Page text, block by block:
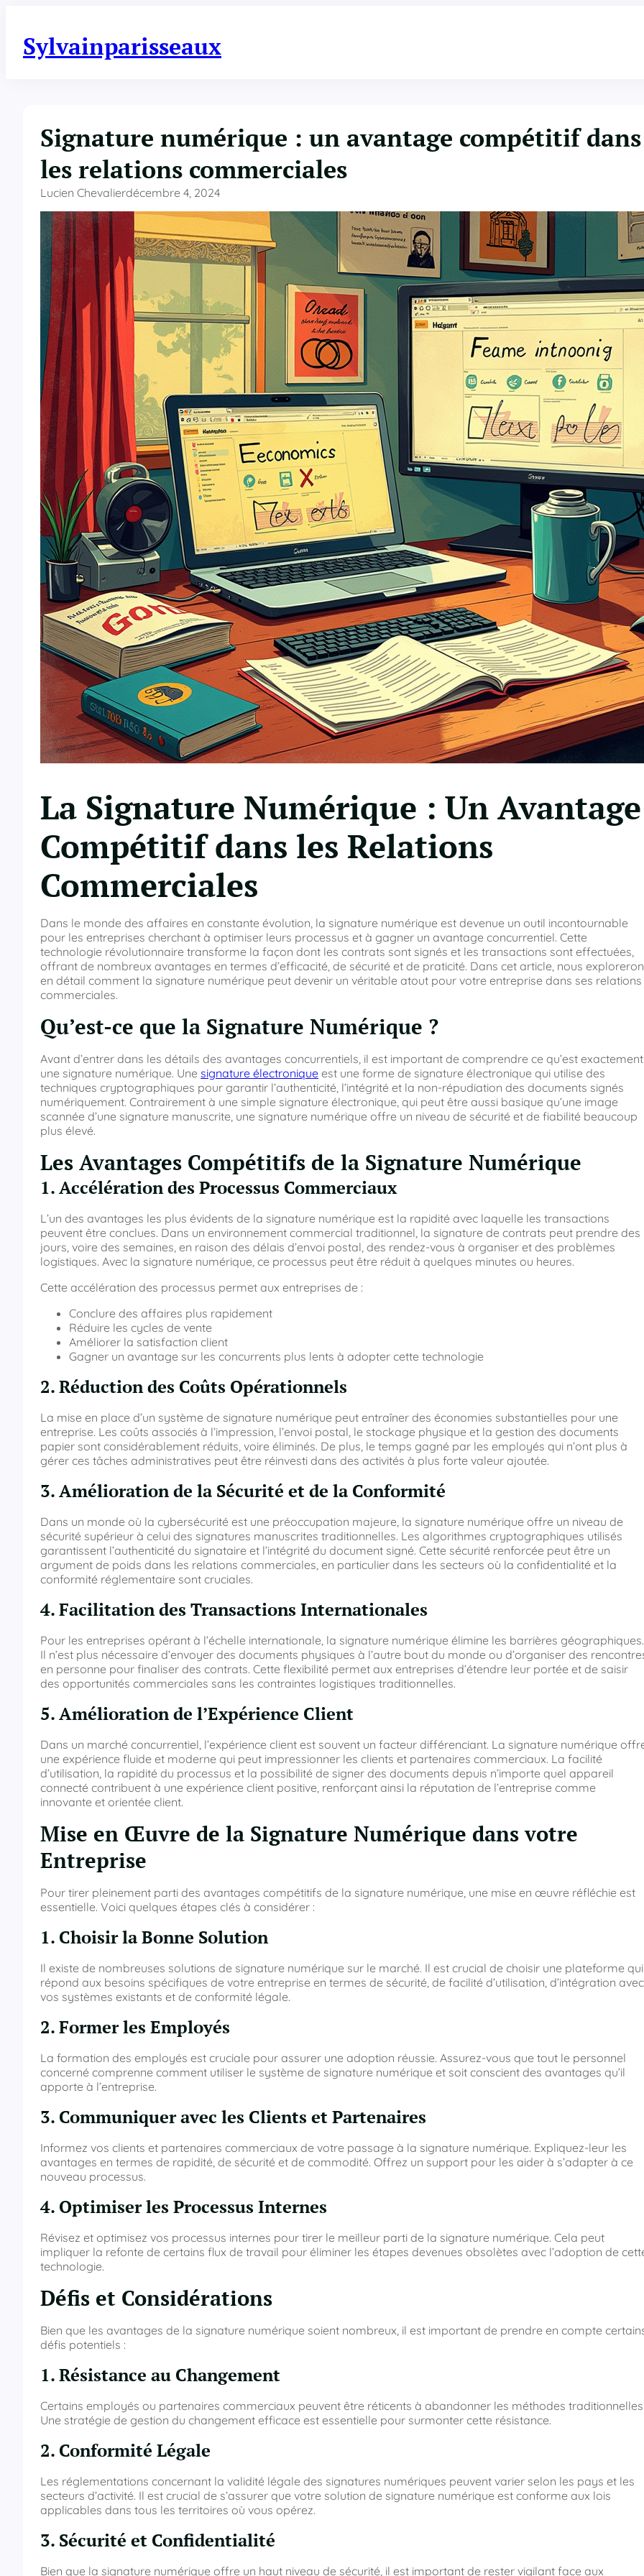
contenu
Sylvainparisseaux
Signature numérique : un avantage compétitif dans
les relations commerciales
Lucien Chevalierdécembre 4, 2024
La Signature Numérique : Un Avantage
Compétitif dans les Relations
Commerciales
Dans le monde des affaires en constante évolution, la signature numérique est devenue un outil incontournable
pour les entreprises cherchant à optimiser leurs processus et à gagner un avantage concurrentiel. Cette
technologie révolutionnaire transforme la façon dont les contrats sont signés et les transactions sont effectuées,
offrant de nombreux avantages en termes d’efficacité, de sécurité et de praticité. Dans cet article, nous
en détail comment la signature numérique peut devenir un véritable atout pour votre entreprise dans ses relations
commerciales.
Qu’est-ce que la Signature Numérique ?
Avant d’entrer dans les détails des avantages concurrentiels, il est important de comprendre ce qu’est exactement
une signature numérique. Une signature électronique est une forme de signature électronique qui utilise des
techniques cryptographiques pour garantir l’authenticité, l’intégrité et la non-répudiation des documents signés
numériquement. Contrairement à une simple signature électronique, qui peut être aussi basique qu’une image
scannée d’une signature manuscrite, une signature numérique offre un niveau de sécurité et de fiabilité beaucoup
plus élevé.
Les Avantages Compétitifs de la Signature Numérique
1. Accélération des Processus Commerciaux
L’un des avantages les plus évidents de la signature numérique est la rapidité avec laquelle les transactions
peuvent être conclues. Dans un environnement commercial traditionnel, la signature de contrats peut prendre des
jours, voire des semaines, en raison des délais d’envoi postal, des rendez-vous à organiser et des problèmes
logistiques. Avec la signature numérique, ce processus peut être réduit à quelques minutes ou heures.
Cette accélération des processus permet aux entreprises de :
Conclure des affaires plus rapidement
Réduire les cycles de vente
Améliorer la satisfaction client
Gagner un avantage sur les concurrents plus lents à adopter cette technologie
2. Réduction des Coûts Opérationnels
La mise en place d’un système de signature numérique peut entraîner des économies substantielles pour une
entreprise. Les coûts associés à l’impression, l’envoi postal, le stockage physique et la gestion des documents
papier sont considérablement réduits, voire éliminés. De plus, le temps gagné par les employés qui n’ont plus à
gérer ces tâches administratives peut être réinvesti dans des activités à plus forte valeur ajoutée.
3. Amélioration de la Sécurité et de la Conformité
Dans un monde où la cybersécurité est une préoccupation majeure, la signature numérique offre un niveau de
sécurité supérieur à celui des signatures manuscrites traditionnelles. Les algorithmes cryptographiques utilisés
garantissent l’authenticité du signataire et l’intégrité du document signé. Cette sécurité renforcée peut être un
argument de poids dans les relations commerciales, en particulier dans les secteurs où la confidentialité et la
conformité réglementaire sont cruciales.
4. Facilitation des Transactions Internationales
Pour les entreprises opérant à l’échelle internationale, la signature numérique élimine les barrières géographiques.
Il n’est plus nécessaire d’envoyer des documents physiques à l’autre bout du monde ou d’organiser des
en personne pour finaliser des contrats. Cette flexibilité permet aux entreprises d’étendre leur portée et de saisir
des opportunités commerciales sans les contraintes logistiques traditionnelles.
5. Amélioration de l’Expérience Client
Dans un marché concurrentiel, l’expérience client est souvent un facteur différenciant. La signature numérique
une expérience fluide et moderne qui peut impressionner les clients et partenaires commerciaux. La facilité
d’utilisation, la rapidité du processus et la possibilité de signer des documents depuis n’importe quel appareil
connecté contribuent à une expérience client positive, renforçant ainsi la réputation de l’entreprise comme
innovante et orientée client.
Mise en Œuvre de la Signature Numérique dans votre
Entreprise
Pour tirer pleinement parti des avantages compétitifs de la signature numérique, une mise en œuvre réfléchie est
essentielle. Voici quelques étapes clés à considérer :
1. Choisir la Bonne Solution
Il existe de nombreuses solutions de signature numérique sur le marché. Il est crucial de choisir une plateforme qui
répond aux besoins spécifiques de votre entreprise en termes de sécurité, de facilité d’utilisation, d’intégration avec
vos systèmes existants et de conformité légale.
2. Former les Employés
La formation des employés est cruciale pour assurer une adoption réussie. Assurez-vous que tout le personnel
concerné comprenne comment utiliser le système de signature numérique et soit conscient des avantages qu’il
apporte à l’entreprise.
3. Communiquer avec les Clients et Partenaires
Informez vos clients et partenaires commerciaux de votre passage à la signature numérique. Expliquez-leur les
avantages en termes de rapidité, de sécurité et de commodité. Offrez un support pour les aider à s’adapter à ce
nouveau processus.
4. Optimiser les Processus Internes
Révisez et optimisez vos processus internes pour tirer le meilleur parti de la signature numérique. Cela peut
impliquer la refonte de certains flux de travail pour éliminer les étapes devenues obsolètes avec l’adoption de
technologie.
Défis et Considérations
Bien que les avantages de la signature numérique soient nombreux, il est important de prendre en compte
défis potentiels :
1. Résistance au Changement
Certains employés ou partenaires commerciaux peuvent être réticents à abandonner les méthodes
Une stratégie de gestion du changement efficace est essentielle pour surmonter cette résistance.
2. Conformité Légale
Les réglementations concernant la validité légale des signatures numériques peuvent varier selon les pays et les
secteurs d’activité. Il est crucial de s’assurer que votre solution de signature numérique est conforme aux lois
applicables dans tous les territoires où vous opérez.
3. Sécurité et Confidentialité
Bien que la signature numérique offre un haut niveau de sécurité, il est important de rester vigilant face aux